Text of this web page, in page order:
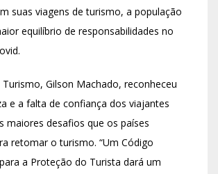
suas viagens de turismo, a população
equilíbrio de responsabilidades no
Gilson Machado, reconheceu
e a falta de confiança dos viajantes
maiores desafios que os países
retomar o turismo. “Um Código
a Proteção do Turista dará um